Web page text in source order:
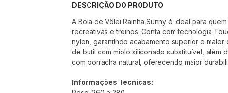
DESCRIÇÃO DO PRODUTO
A Bola de Vôlei Rainha Sunny é ideal para
recreativas e treinos. Conta com tecnologia
nylon, garantindo acabamento superior e maior
de butil com miolo siliconado substituível, além
com borracha natural, oferecendo maior
Informações Técnicas: